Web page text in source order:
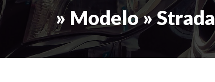
» Modelo » Strada